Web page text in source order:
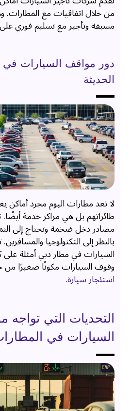
من خلال اتفاقيات مع
مسبقة وتأجير مع تسليم فوري على
دور مواقف السيارات في
الحديثة
لا تعد مطارات اليوم مجرد أماكن
طائراتهم بل هي مراكز خدمة
مصادر دخل ضخمة وتحتاج إلى
بالنظر إلى التكنولوجيا
السيارات في مطار دبي أمثلة
وقوف السيارات مكونًا صغيرًا
استئجار سيارة.
التحديات التي تواجه
السيارات في